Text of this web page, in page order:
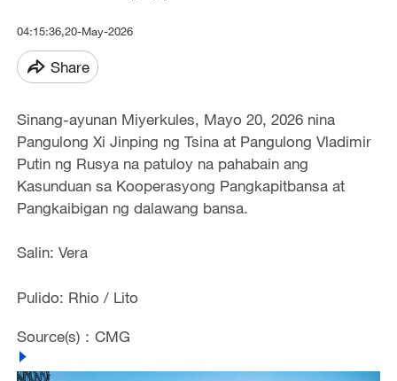
04:15:36,20-May-2026
Share
Sinang-ayunan Miyerkules, Mayo 20, 2026 nina
Pangulong Xi Jinping ng Tsina at Pangulong Vladimir
Putin ng Rusya na patuloy na pahabain ang
Kasunduan sa Kooperasyong Pangkapitbansa at
Pangkaibigan ng dalawang bansa.
Salin: Vera
Pulido: Rhio / Lito
Source(s)：CMG